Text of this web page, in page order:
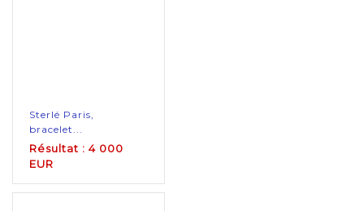
Sterlé Paris,
bracelet...
Résultat : 4 000
EUR